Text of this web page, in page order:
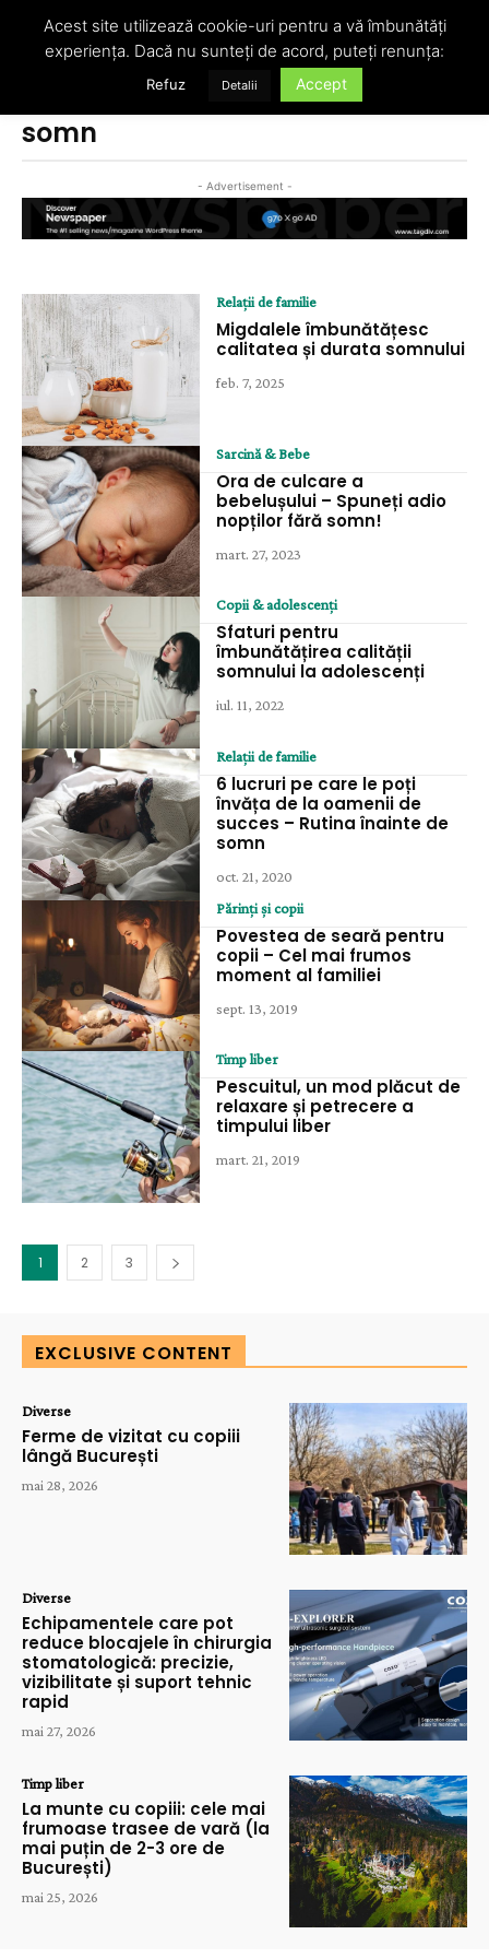
somn
- Advertisement -
Relații de familie
Migdalele îmbunătățesc
calitatea și durata somnului
feb. 7, 2025
Sarcină & Bebe
Ora de culcare a
bebelușului – Spuneți adio
nopților fără somn!
mart. 27, 2023
Copii & adolescenți
Sfaturi pentru
îmbunătățirea calității
somnului la adolescenți
iul. 11, 2022
Relații de familie
6 lucruri pe care le poți
învăța de la oamenii de
succes – Rutina înainte de
somn
oct. 21, 2020
Părinți și copii
Povestea de seară pentru
copii – Cel mai frumos
moment al familiei
sept. 13, 2019
Timp liber
Pescuitul, un mod plăcut de
relaxare și petrecere a
timpului liber
mart. 21, 2019
1 2 3
EXCLUSIVE CONTENT
Diverse
Ferme de vizitat cu copiii
lângă București
mai 28, 2026
Diverse
Echipamentele care pot
reduce blocajele în chirurgia
stomatologică: precizie,
vizibilitate și suport tehnic
rapid
mai 27, 2026
Timp liber
La munte cu copiii: cele mai
frumoase trasee de vară (la
mai puțin de 2-3 ore de
București)
mai 25, 2026
Acest site utilizează cookie-uri pentru a vă îmbunătăți
experiența. Dacă nu sunteți de acord, puteți renunța:
Refuz Detalii Accept